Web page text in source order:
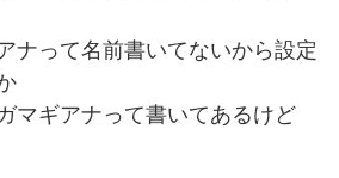
ナって名前書いてないから設定
マギアナって書いてあるけど